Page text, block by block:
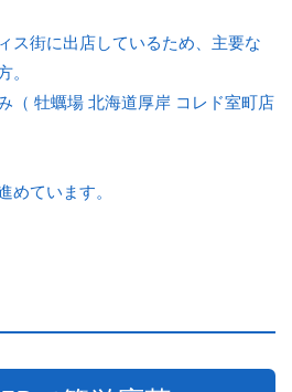
ス街に出店しているため、主要な
（ 牡蠣場 北海道厚岸 コレド室町店
めています。